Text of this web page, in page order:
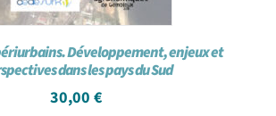
Développement, enjeux et
dans les pays du Sud
30,00 €